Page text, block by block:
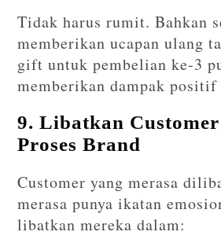
Tidak harus rumit. Bahkan
memberikan ucapan ulang
gift untuk pembelian ke-3
memberikan dampak positif
9. Libatkan
Proses Brand
Customer yang merasa
merasa punya ikatan
libatkan mereka dalam: